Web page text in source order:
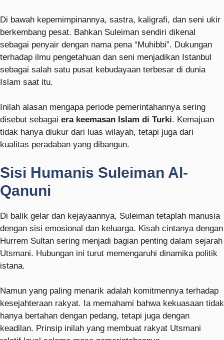
Di bawah kepemimpinannya, sastra, kaligrafi, dan seni ukir
berkembang pesat. Bahkan Suleiman sendiri dikenal
sebagai penyair dengan nama pena “Muhibbi”. Dukungan
terhadap ilmu pengetahuan dan seni menjadikan Istanbul
sebagai salah satu pusat kebudayaan terbesar di dunia
Islam saat itu.
Inilah alasan mengapa periode pemerintahannya sering
disebut sebagai era keemasan Islam di Turki. Kemajuan
tidak hanya diukur dari luas wilayah, tetapi juga dari
kualitas peradaban yang dibangun.
Sisi Humanis Suleiman Al-
Qanuni
Di balik gelar dan kejayaannya, Suleiman tetaplah manusia
dengan sisi emosional dan keluarga. Kisah cintanya dengan
Hurrem Sultan sering menjadi bagian penting dalam sejarah
Utsmani. Hubungan ini turut memengaruhi dinamika politik
istana.
Namun yang paling menarik adalah komitmennya terhadap
kesejahteraan rakyat. Ia memahami bahwa kekuasaan tidak
hanya bertahan dengan pedang, tetapi juga dengan
keadilan. Prinsip inilah yang membuat rakyat Utsmani